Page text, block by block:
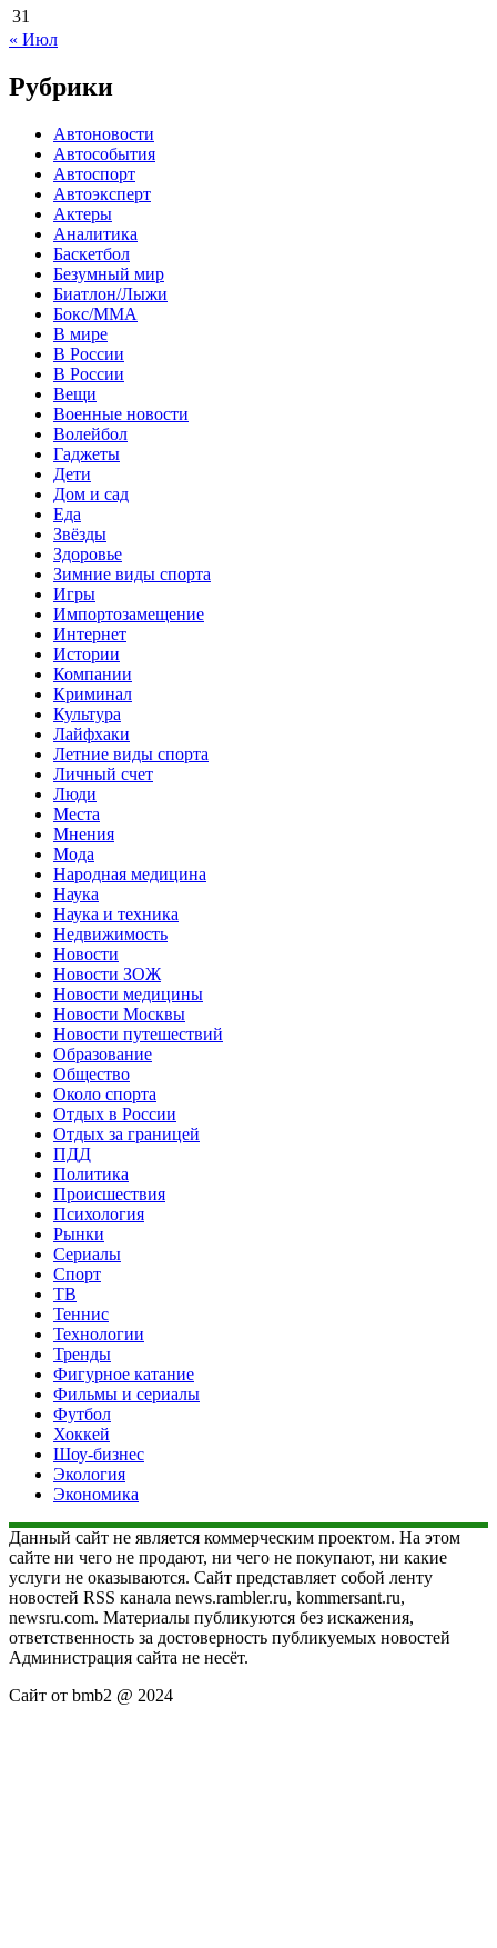
31
« Июл
Рубрики
Автоновости
Автособытия
Автоспорт
Автоэксперт
Актеры
Аналитика
Баскетбол
Безумный мир
Биатлон/Лыжи
Бокс/MMA
В мире
В России
В России
Вещи
Военные новости
Волейбол
Гаджеты
Дети
Дом и сад
Еда
Звёзды
Здоровье
Зимние виды спорта
Игры
Импортозамещение
Интернет
Истории
Компании
Криминал
Культура
Лайфхаки
Летние виды спорта
Личный счет
Люди
Места
Мнения
Мода
Народная медицина
Наука
Наука и техника
Недвижимость
Новости
Новости ЗОЖ
Новости медицины
Новости Москвы
Новости путешествий
Образование
Общество
Около спорта
Отдых в России
Отдых за границей
ПДД
Политика
Происшествия
Психология
Рынки
Сериалы
Спорт
ТВ
Теннис
Технологии
Тренды
Фигурное катание
Фильмы и сериалы
Футбол
Хоккей
Шоу-бизнес
Экология
Экономика
Данный сайт не является коммерческим проектом. На этом
сайте ни чего не продают, ни чего не покупают, ни какие
услуги не оказываются. Сайт представляет собой ленту
новостей RSS канала news.rambler.ru, kommersant.ru,
newsru.com. Материалы публикуются без искажения,
ответственность за достоверность публикуемых новостей
Администрация сайта не несёт.
Сайт от bmb2 @ 2024